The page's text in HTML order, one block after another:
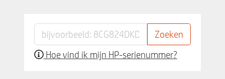
Hoe vind ik mijn HP-serienummer?